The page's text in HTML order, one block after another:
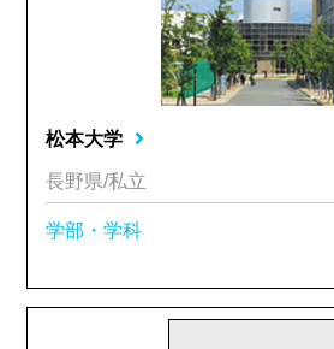
松本大学
長野県/私立
学部・学科